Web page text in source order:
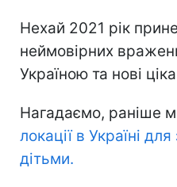
Нехай 2021 рік
неймовірних
Україною та нові
Нагадаємо, раніше
локації в Україні
дітьми.